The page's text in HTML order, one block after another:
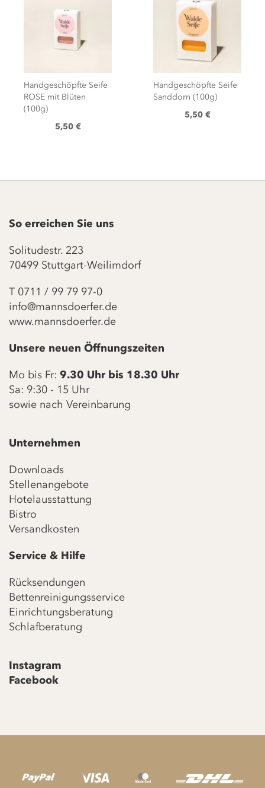
Handgeschöpfte Seife
ROSE mit Blüten
(100g)
5,50 €
Handgeschöpfte Seife
Sanddorn (100g)
5,50 €
So erreichen Sie uns
Solitudestr. 223
70499 Stuttgart-Weilimdorf
T 0711 / 99 79 97-0
info@mannsdoerfer.de
www.mannsdoerfer.de
Unsere neuen Öffnungszeiten
Mo bis Fr: 9.30 Uhr bis 18.30 Uhr
Sa: 9:30 - 15 Uhr
sowie nach Vereinbarung
Unternehmen
Downloads
Stellenangebote
Hotelausstattung
Bistro
Versandkosten
Service & Hilfe
Rücksendungen
Bettenreinigungsservice
Einrichtungsberatung
Schlafberatung
Instagram
Facebook